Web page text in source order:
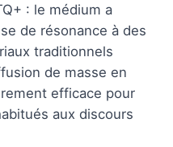
: le médium a
de résonance à des
traditionnels
de masse en
efficace pour
aux discours